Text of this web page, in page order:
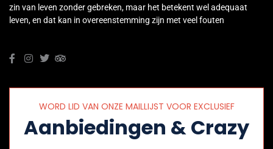
zin van leven zonder gebreken, maar het betekent wel adequaat
leven, en dat kan in overeenstemming zijn met veel fouten
WORD LID VAN ONZE MAILLIJST VOOR EXCLUSIEF
Aanbiedingen & Crazy